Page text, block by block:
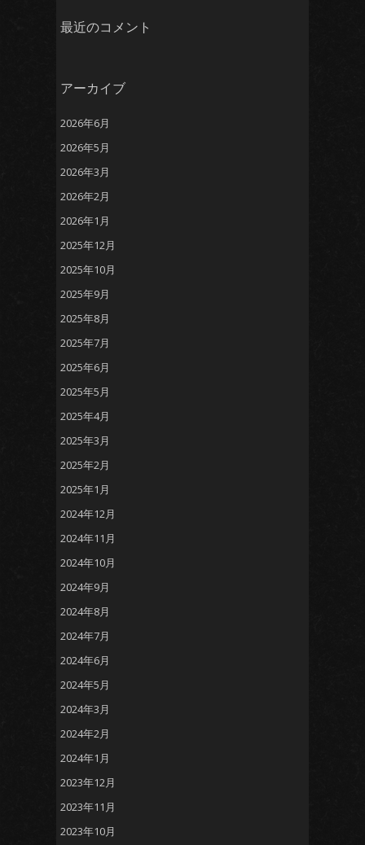
最近のコメント
アーカイブ
2026年6月
2026年5月
2026年3月
2026年2月
2026年1月
2025年12月
2025年10月
2025年9月
2025年8月
2025年7月
2025年6月
2025年5月
2025年4月
2025年3月
2025年2月
2025年1月
2024年12月
2024年11月
2024年10月
2024年9月
2024年8月
2024年7月
2024年6月
2024年5月
2024年3月
2024年2月
2024年1月
2023年12月
2023年11月
2023年10月